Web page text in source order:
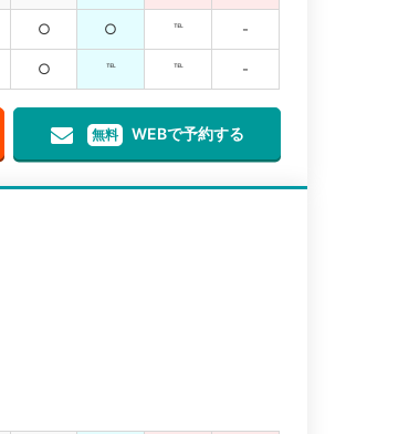
○ ○ ℡ -
○ ℡ ℡ -
無料 WEBで予約する